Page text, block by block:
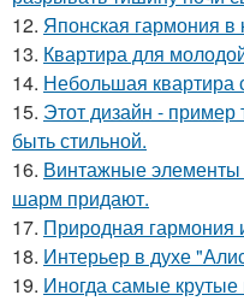
12. Японская гармония в
13. Квартира для
14. Небольшая квартира
15. Этот дизайн - пример
быть стильной.
16. Винтажные элементы
шарм придают.
17. Природная гармония
18. Интерьер в духе
19. Иногда самые